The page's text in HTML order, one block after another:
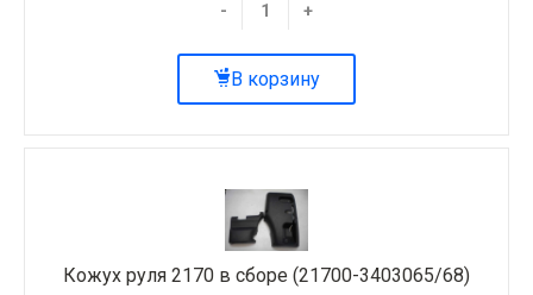
- +
В корзину
Кожух руля 2170 в сборе (21700-3403065/68)